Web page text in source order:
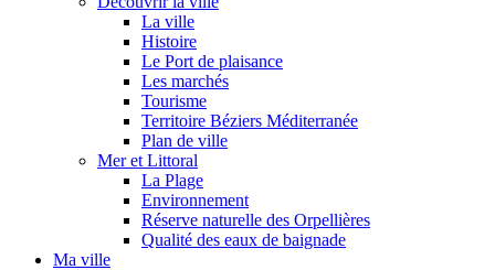
La ville
Histoire
Le Port de plaisance
Les marchés
Tourisme
Territoire Béziers Méditerranée
Plan de ville
Mer et Littoral
La Plage
Environnement
Réserve naturelle des Orpellières
Qualité des eaux de baignade
Ma ville